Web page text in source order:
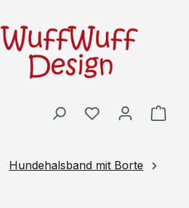
Hundehalsband mit Borte